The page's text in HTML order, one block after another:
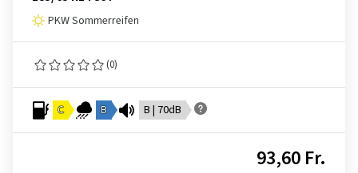
PKW Sommerreifen
(0)
C B B | 70dB
93,60 Fr.